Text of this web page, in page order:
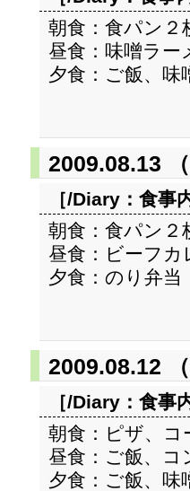
朝食：食パン２
昼食：味噌ラー
夕食：ご飯、味
2009.08.13 （
［/Diary： 食事
朝食：食パン２
昼食：ビーフカ
夕食：のり弁当
2009.08.12 （
［/Diary： 食事
朝食：ピザ、コ
昼食：ご飯、
夕食：ご飯、